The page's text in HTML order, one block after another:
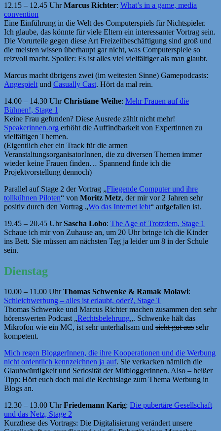
12.15 – 12.45 UhrMarcus Richter: What’s in a game, media
convention
Eine Einführung in die Welt des Computerspiels für Nichtspieler.
Ich glaube, das könnte für viele Eltern ein interessanter Vortrag sein.
Die Vorurteile gegen diese Art Freizeitbeschäftigung sind groß und
die meisten wissen überhaupt gar nicht, was Computerspiele so
reizvoll macht. Spoiler: Es ist alles viel vielfältiger als man glaubt.
Marcus macht übrigens zwei (im weitesten Sinne) Gamepodcasts:
Angespielt und Casually Cast. Hört da mal rein.
14.00 – 14.30 UhrChristiane Weihe: Mehr Frauen auf die
Bühnen!, Stage 1
Keine Frau gefunden? Diese Ausrede zählt nicht mehr!
Speakerinnen.org erhöht die Auffindbarkeit von Expertinnen zu
vielfältigen Themen.
(Eigentlich eher ein Track für die armen
VeranstaltungsorganisatorInnen, die zu diversen Themen immer
wieder keine Frauen finden… Spannend finde ich die
Projektvorstellung dennoch)
Parallel auf Stage 2 der Vortrag „Fliegende Computer und ihre
tollkühnen Piloten“ von Moritz Metz, der mir vor 2 Jahren sehr
positiv durch den Vortrag „Wo das Internet lebt“ aufgefallen ist.
19.45 – 20.45 UhrSascha Lobo: The Age of Trotzdem, Stage 1
Schaue ich mir von Zuhause an, um 20 Uhr bringe ich die Kinder
ins Bett. Sie müssen am nächsten Tag ja leider um 8 in der Schule
sein.
Dienstag
10.00 – 11.00 UhrThomas Schwenke & Ramak Molawi:
Schleichwerbung – alles ist erlaubt, oder?, Stage T
Thomas Schwenke und Marcus Richter machen zusammen den sehr
hörenswerten Podcast „Rechtsbelehrung„. Schwenke hält das
Mikrofon wie ein MC, ist sehr unterhaltsam und sieht gut aus sehr
kompetent.
Mich regen BloggerInnen, die ihre Kooperationen und die Werbung
nicht ordentlich kennzeichnen ja auf. Sie verkacken nämlich die
Glaubwürdigkeit und Seriosität der MitbloggerInnen. Also – heißer
Tipp: Hört euch doch mal die Rechtslage zum Thema Werbung in
Blogs an.
12.30 – 13.00 UhrFriedemann Karig: Die pubertäre Gesellschaft
und das Netz, Stage 2
Kurzthese des Vortrags: Die Digitalisierung verändert unsere